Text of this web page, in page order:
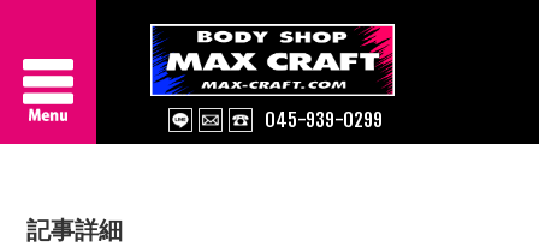
045-939-0299
About Us
記事詳細